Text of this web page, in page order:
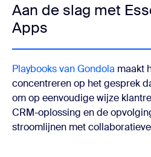
Aan de slag met
Apps
Playbooks van Gondola maakt
concentreren op het gesprek
om op eenvoudige wijze
CRM-oplossing en de
stroomlijnen met